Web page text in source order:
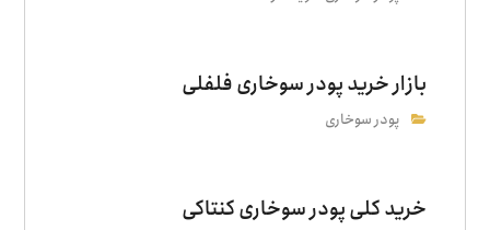
بازار خرید پودر سوخاری فلفلی
پودر سوخاری
خرید کلی پودر سوخاری کنتاکی